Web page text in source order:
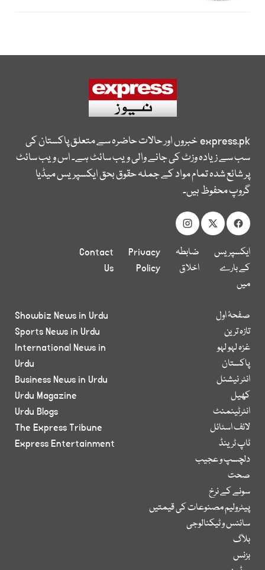
express.pkخبروں اور حالات حاضرہ سے متعلق پاکستان کی
سب سے زیادہ وزٹ کی جانے والی ویب سائٹ ہے۔ اس ویب سائٹ
پر شائع شدہ تمام مواد کے جملہ حقوق بحق ایکسپریس میڈیا
گروپ محفوظ ہیں۔
ایکسپریس
کے بارے
میں
ضابطہ
اخلاق
Privacy
Policy
Contact
Us
صفحۂ اول
تازہ ترین
غزہ لہو لہو
پاکستان
انٹر نیشنل
کھیل
انٹرٹینمنٹ
لائف اسٹائل
ٹاپ ٹرینڈ
دلچسپ و عجیب
صحت
سونے کے نرخ
پیٹرولیم مصنوعات کی قیمتیں
سائنس و ٹیکنالوجی
بلاگ
بزنس
Showbiz News in Urdu
Sports News in Urdu
International News in
Urdu
Business News in Urdu
Urdu Magazine
Urdu Blogs
The Express Tribune
Express Entertainment